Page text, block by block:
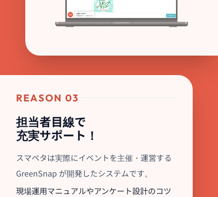
REASON 03
担当者目線で
充実サポート！
スマペタは実際にイベントを主催・運営する
GreenSnap が開発したシステムです。
現場運用マニュアルやアンケート設計のコツ